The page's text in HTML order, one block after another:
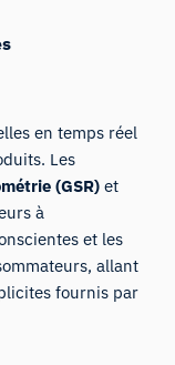
en temps réel
Les
(GSR)et
à
et les
allant
fournis par